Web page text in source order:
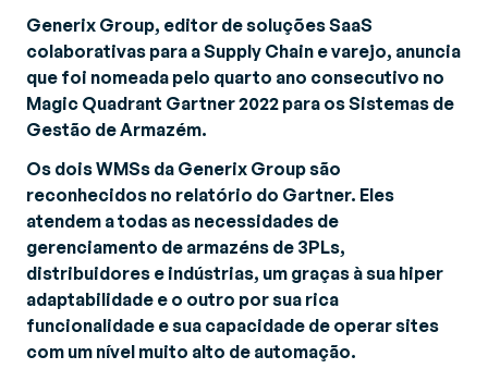
Generix Group, editor de soluções SaaS
colaborativas para a Supply Chain e varejo, anuncia
que foi nomeada pelo quarto ano consecutivo no
Magic Quadrant Gartner 2022 para os Sistemas de
Gestão de Armazém.
Os dois WMSs da Generix Group são
reconhecidos no relatório do Gartner. Eles
atendem a todas as necessidades de
gerenciamento de armazéns de 3PLs,
distribuidores e indústrias, um graças à sua hiper
adaptabilidade e o outro por sua rica
funcionalidade e sua capacidade de operar sites
com um nível muito alto de automação.